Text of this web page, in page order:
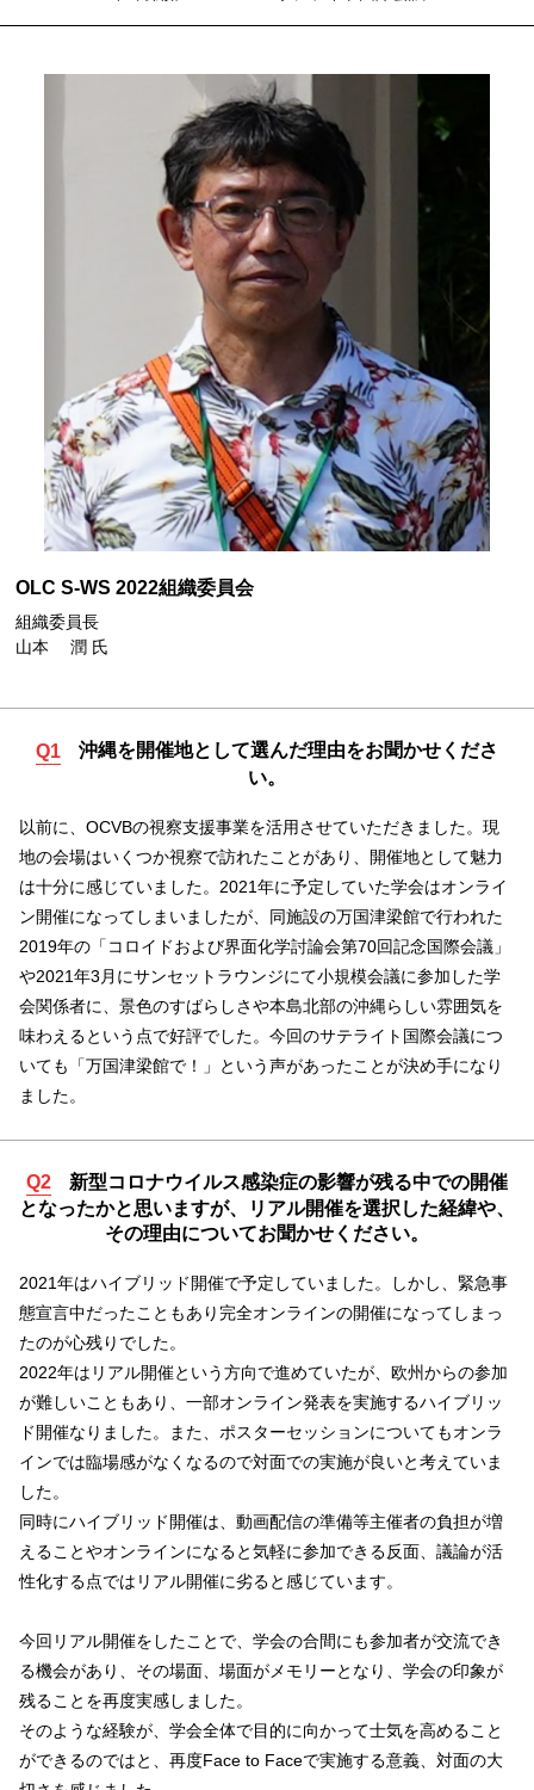
OLC S-WS 2022組織委員会
組織委員長
山本 潤 氏
Q1
沖縄を開催地として選んだ理由をお聞かせくださ
い。
以前に、OCVBの視察支援事業を活用させていただきました。現
地の会場はいくつか視察で訪れたことがあり、開催地として魅力
は十分に感じていました。2021年に予定していた学会はオンライ
ン開催になってしまいましたが、同施設の万国津梁館で行われた
2019年の「コロイドおよび界面化学討論会第70回記念国際会議」
や2021年3月にサンセットラウンジにて小規模会議に参加した学
会関係者に、景色のすばらしさや本島北部の沖縄らしい雰囲気を
味わえるという点で好評でした。今回のサテライト国際会議につ
いても「万国津梁館で！」という声があったことが決め手になり
ました。
Q2
新型コロナウイルス感染症の影響が残る中での開催
となったかと思いますが、リアル開催を選択した経緯や、
その理由についてお聞かせください。
2021年はハイブリッド開催で予定していました。しかし、緊急事
態宣言中だったこともあり完全オンラインの開催になってしまっ
たのが心残りでした。
2022年はリアル開催という方向で進めていたが、欧州からの参加
が難しいこともあり、一部オンライン発表を実施するハイブリッ
ド開催なりました。また、ポスターセッションについてもオンラ
インでは臨場感がなくなるので対面での実施が良いと考えていま
した。
同時にハイブリッド開催は、動画配信の準備等主催者の負担が増
えることやオンラインになると気軽に参加できる反面、議論が活
性化する点ではリアル開催に劣ると感じています。
今回リアル開催をしたことで、学会の合間にも参加者が交流でき
る機会があり、その場面、場面がメモリーとなり、学会の印象が
残ることを再度実感しました。
そのような経験が、学会全体で目的に向かって士気を高めること
ができるのではと、再度Face to Faceで実施する意義、対面の大